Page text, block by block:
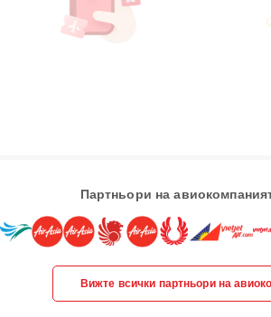
Партньори на
Вижте всички партньори на